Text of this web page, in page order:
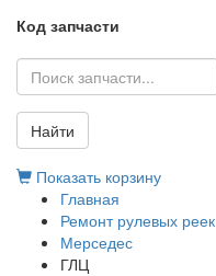
Код запчасти
Найти
Показать корзину
Главная
Ремонт рулевых реек
Мерседес
ГЛЦ